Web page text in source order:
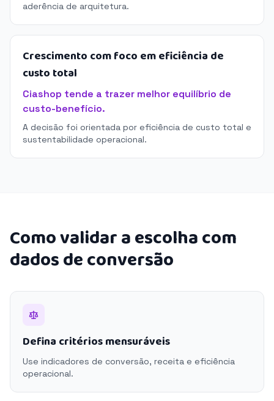
aderência de arquitetura.
Crescimento com foco em eficiência de
custo total
Ciashop tende a trazer melhor equilíbrio de
custo-benefício.
A decisão foi orientada por eficiência de custo total e
sustentabilidade operacional.
Como validar a escolha com
dados de conversão
Defina critérios mensuráveis
Use indicadores de conversão, receita e eficiência
operacional.